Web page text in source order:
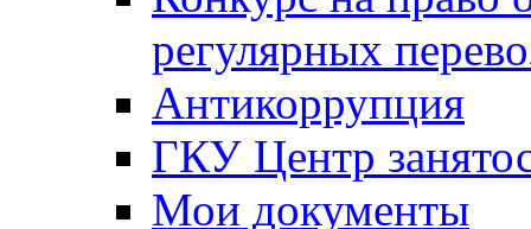
регулярных
Антикоррупция
ГКУ Центр
Мои документы